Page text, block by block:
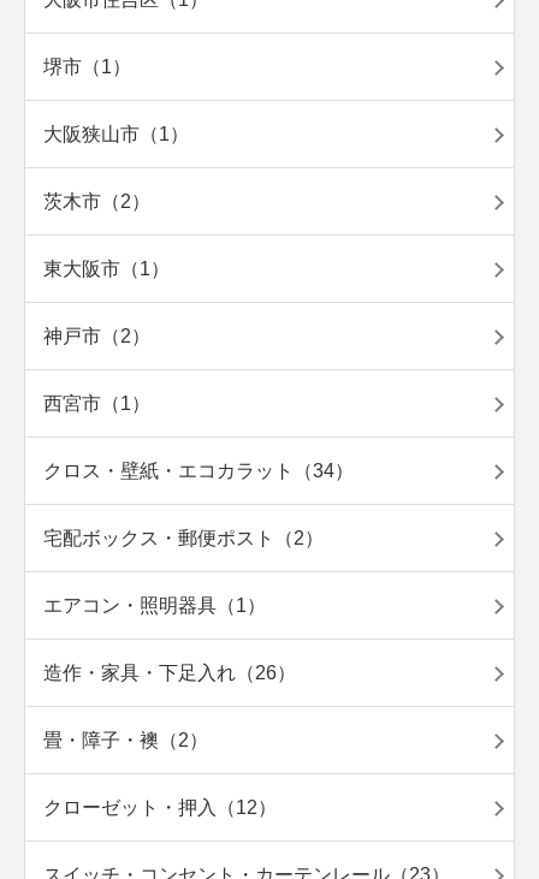
堺市（1）
大阪狭山市（1）
茨木市（2）
東大阪市（1）
神戸市（2）
西宮市（1）
クロス・壁紙・エコカラット（34）
宅配ボックス・郵便ポスト（2）
エアコン・照明器具（1）
造作・家具・下足入れ（26）
畳・障子・襖（2）
クローゼット・押入（12）